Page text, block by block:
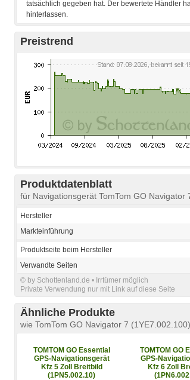
Preistrend
Produktdatenblatt
für Navigationsgerät TomTom GO Navigator
Hersteller
Markteinführung
Produktseite beim Hersteller
Verwandte Seiten
© by Schottenland.de • Irrtümer möglich
Private Verwendung nur mit Link auf diese Seite
Ähnliche Produkte
wie TomTom GO Navigator 7 (1YE7.002.100)
TOMTOM GO Essential
GPS-Navigationsgerät
Kfz 5 Zoll Breitbild
(1PN5.002.10)
TOMTOM GO
GPS-
Kfz 6 Zoll